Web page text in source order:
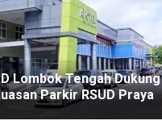
Kunjungi
Kampung
Nelayan
Bilelando,
Menko
Pangan:
Pemerint
Prestasi
di
Lombok
Tengah,
Kajari
Lombok Tengah Dukung
Parkir RSUD Praya